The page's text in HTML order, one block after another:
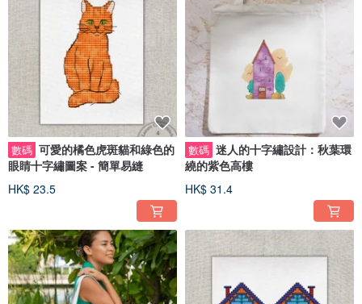
數碼 可愛的橘色虎斑貓和綠色的
眼睛十字繡圖案 - 簡單易縫
HK$ 23.5
數碼 迷人的十字繡設計：秋葉環
繞的紫色高樓
HK$ 31.4